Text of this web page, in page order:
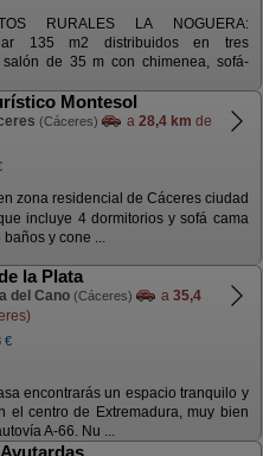
RURALES LA NOGUERA:
135 m2 distribuidos en tres
salón de 35 m con chimenea, sofá-
Montesol
(Cáceres) a 28,4 km de
zona residencial de Cáceres ciudad
incluye 4 dormitorios y sofá cama
y cone ...
la Plata
del Cano (Cáceres) a 35,4
€
encontrarás un espacio tranquilo y
el centro de Extremadura, muy bien
A-66. Nu ...